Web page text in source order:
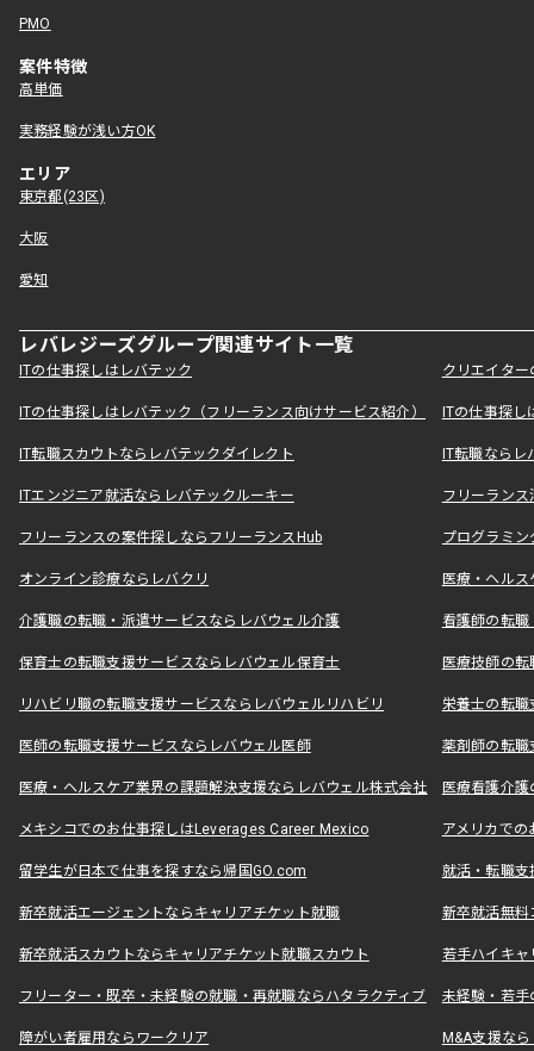
PMO
案件特徴
高単価
実務経験が浅い方OK
エリア
東京都(23区)
大阪
愛知
レバレジーズグループ関連サイト一覧
ITの仕事探しはレバテック クリエイタ
ITの仕事探しはレバテック（フリーランス向けサービス紹介） ITの仕事探
IT転職スカウトならレバテックダイレクト IT転職なら
ITエンジニア就活ならレバテックルーキー フリーラン
フリーランスの案件探しならフリーランスHub プログラミ
オンライン診療ならレバクリ 医療・ヘル
介護職の転職・派遣サービスならレバウェル介護 看護師の転
保育士の転職支援サービスならレバウェル保育士 医療技師の
リハビリ職の転職支援サービスならレバウェルリハビリ 栄養士の転
医師の転職支援サービスならレバウェル医師 薬剤師の転
医療・ヘルスケア業界の課題解決支援ならレバウェル株式会社 医療看護介
メキシコでのお仕事探しはLeverages Career Mexico アメリカで
留学生が日本で仕事を探すなら帰国GO.com 就活・転職
新卒就活エージェントならキャリアチケット就職 新卒就活無料
新卒就活スカウトならキャリアチケット就職スカウト 若手ハイキ
フリーター・既卒・未経験の就職・再就職ならハタラクティブ 未経験・若手
障がい者雇用ならワークリア M&A支援な